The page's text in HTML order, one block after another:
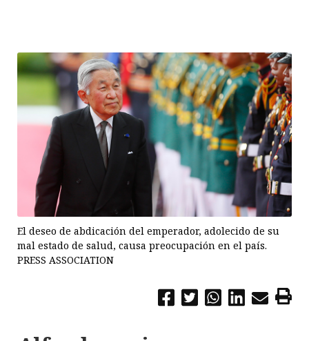
El deseo de abdicación del emperador, adolecido de su
mal estado de salud, causa preocupación en el país.
PRESS ASSOCIATION